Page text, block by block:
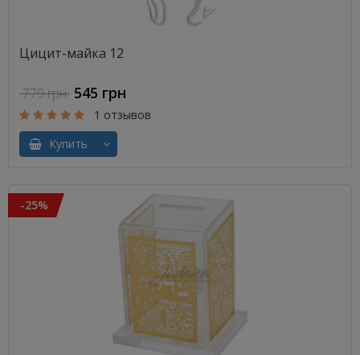
Цицит-майка 12
779 грн 545 грн
1 отзывов
Купить
-25%